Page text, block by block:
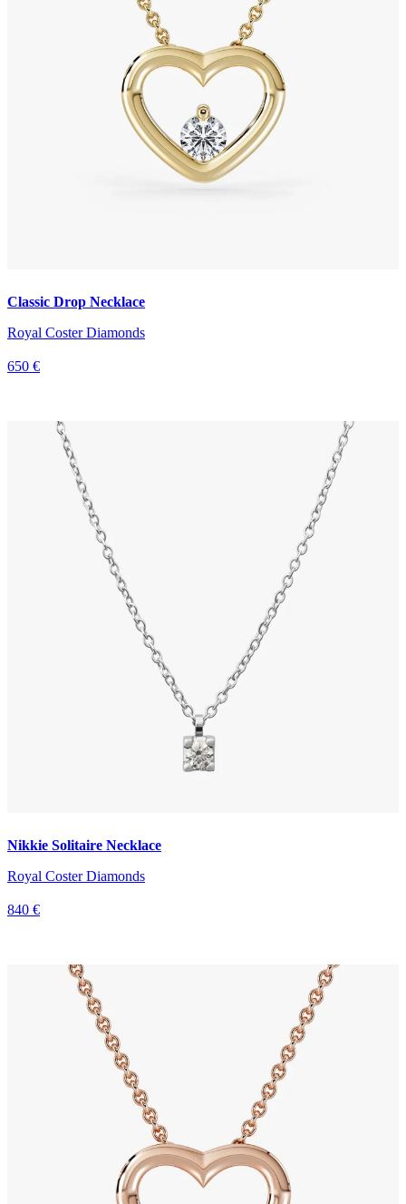
Classic Drop Necklace
Royal Coster Diamonds
650 €
Nikkie Solitaire Necklace
Royal Coster Diamonds
840 €